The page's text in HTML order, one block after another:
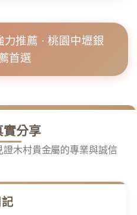
推薦 · 桃園中壢銀
首選
實分享
木村貴金屬的專業與誠信